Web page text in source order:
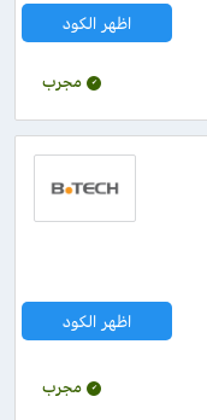
اظهر الكود
مجرب
اظهر الكود
مجرب